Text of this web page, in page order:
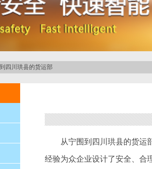
四川珙县的货运部
从宁围到四川珙县的货运
经验为众企业设计了安全、合